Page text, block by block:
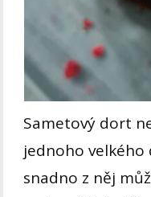
Sametový dort
jednoho
snadno z něj